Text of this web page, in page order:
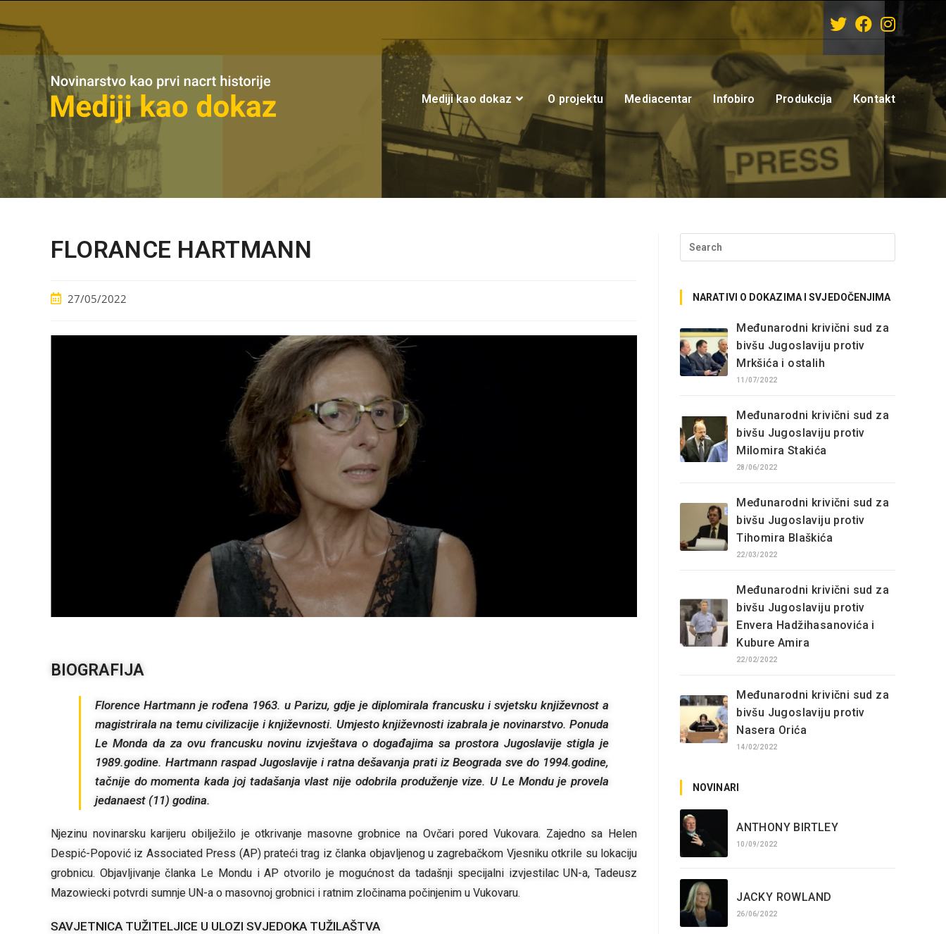
Mediji kao dokaz O projektu Mediacentar Infobiro Produkcija Kontakt
FLORANCE HARTMANN
27/05/2022
BIOGRAFIJA
Florence Hartmann je rođena 1963. u Parizu, gdje je diplomirala francusku i svjetsku književnost a
magistrirala na temu civilizacije i književnosti. Umjesto književnosti izabrala je novinarstvo. Ponuda
Le Monda da za ovu francusku novinu izvještava o događajima sa prostora Jugoslavije stigla je
1989.godine. Hartmann raspad Jugoslavije i ratna dešavanja prati iz Beograda sve do 1994.godine,
tačnije do momenta kada joj tadašanja vlast nije odobrila produženje vize. U Le Mondu je provela
jedanaest (11) godina.
Njezinu novinarsku karijeru obilježilo je otkrivanje masovne grobnice na Ovčari pored Vukovara. Zajedno sa Helen
Despić-Popović iz Associated Press (AP) prateći trag iz članka objavljenog u zagrebačkom Vjesniku otkrile su lokaciju
grobnicu. Objavljivanje članka Le Mondu i AP otvorilo je mogućnost da tadašnji specijalni izvjestilac UN-a, Tadeusz
Mazowiecki potvrdi sumnje UN-a o masovnoj grobnici i ratnim zločinama počinjenim u Vukovaru.
SAVJETNICA TUŽITELJICE U ULOZI SVJEDOKA TUŽILAŠTVA
NARATIVI O DOKAZIMA I SVJEDOČENJIMA
Međunarodni krivični sud za
bivšu Jugoslaviju protiv
Mrkšića i ostalih
11/07/2022
Međunarodni krivični sud za
bivšu Jugoslaviju protiv
Milomira Stakića
28/06/2022
Međunarodni krivični sud za
bivšu Jugoslaviju protiv
Tihomira Blaškića
22/03/2022
Međunarodni krivični sud za
bivšu Jugoslaviju protiv
Envera Hadžihasanovića i
Kubure Amira
22/02/2022
Međunarodni krivični sud za
bivšu Jugoslaviju protiv
Nasera Orića
14/02/2022
NOVINARI
ANTHONY BIRTLEY
10/09/2022
JACKY ROWLAND
26/06/2022